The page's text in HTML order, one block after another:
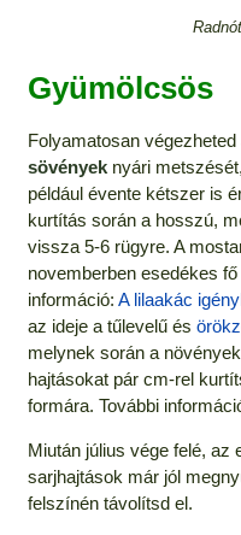
Gyümölcsös
Folyamatosan végezheted
sövényeknyári
például évente kétszer is
kurtítás során a hosszú,
vissza 5-6 rügyre. A
novemberben esedékes
információ: A lilaakác
az ideje a tűlevelű és
melynek során a
hajtásokat pár cm-rel
formára. További
Miután július vége felé, az
sarjhajtások már jól
felszínén távolítsd el.